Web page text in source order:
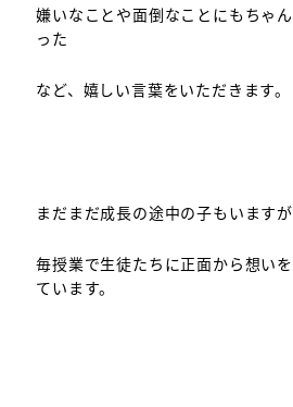
嫌いなことや面倒なことにもちゃ
った
など、嬉しい言葉をいただきます。
まだまだ成長の途中の子もいますが
毎授業で生徒たちに正面から想い
ています。